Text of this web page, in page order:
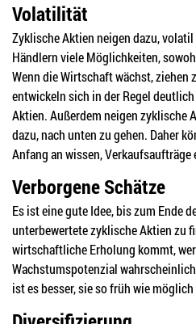
Volatilität
Zyklische Aktien neigen dazu,
Händlern viele Möglichkeiten,
Wenn die Wirtschaft wächst, ziehen
entwickeln sich in der Regel
Aktien. Außerdem neigen zyklische
dazu, nach unten zu gehen. Daher
Anfang an wissen, Verkaufsaufträge
Verborgene Schätze
Es ist eine gute Idee, bis zum Ende
unterbewertete zyklische Aktien zu
wirtschaftliche Erholung kommt,
Wachstumspotenzial
ist es besser, sie so früh wie